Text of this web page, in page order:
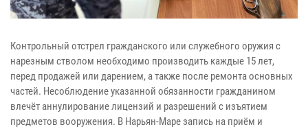
Контрольный отстрел гражданского или служебного оружия с
нарезным стволом необходимо производить каждые 15 лет,
перед продажей или дарением, а также после ремонта основных
частей. Несоблюдение указанной обязанности гражданином
влечёт аннулирование лицензий и разрешений с изъятием
предметов вооружения. В Нарьян-Маре запись на приём и